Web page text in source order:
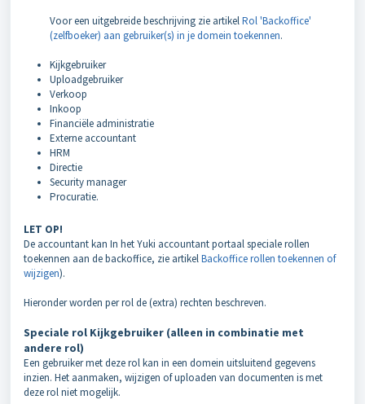
Voor een uitgebreide beschrijving zie artikelRol 'Backoffice'
(zelfboeker) aan gebruiker(s) in je domein toekennen.
Kijkgebruiker
Uploadgebruiker
Verkoop
Inkoop
Financiële administratie
Externe accountant
HRM
Directie
Security manager
Procuratie.
LET OP!
De accountant kan In het Yuki accountant portaal speciale rollen
toekennen aan de backoffice, zie artikelBackoffice rollen toekennen of
wijzigen).
Hieronder worden per rol de (extra) rechten beschreven.
Speciale rol Kijkgebruiker (alleen in combinatie met
andere rol)
Een gebruiker met deze rol kan in een domein uitsluitend gegevens
inzien. Het aanmaken, wijzigen of uploaden van documenten is met
deze rol niet mogelijk.